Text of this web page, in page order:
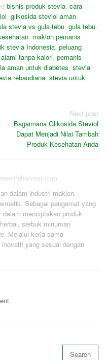
bisnis produk stevia, cara
, glikosida steviol aman,
stevia vs gula tebu, gula tebu,
, maklon pemanis
stevia Indonesia, peluang
tanpa kalori, pemanis
aman untuk diabetes, stevia
rebaudiana, stevia untuk
Next post
Bagaimana Glikosida Steviol
Dapat Menjadi Nilai Tambah
Produk Kesehatan Anda
dalam industri maklon,
Sebagai pengamat yang
menciptakan produk
serbuk minuman
Melalui kerja sama
yang sesuai dengan
Search